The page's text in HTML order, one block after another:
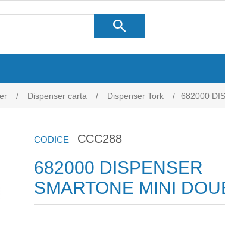
search
/ Dispenser carta / Dispenser Tork / 682000
CODICE CCC288
682000 DISPENSER
SMARTONE MINI